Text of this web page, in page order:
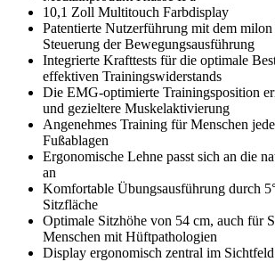
10,1 Zoll Multitouch Farbdisplay
Patentierte Nutzerführung mit dem
Steuerung der Bewegungsausführung
Integrierte Krafttests für die optimale
effektiven Trainingswiderstands
Die EMG-optimierte Trainingsposition
und gezieltere Muskelaktivierung
Angenehmes Training für Menschen
Fußablagen
Ergonomische Lehne passt sich an die
an
Komfortable Übungsausführung durch
Sitzfläche
Optimale Sitzhöhe von 54 cm, auch für
Menschen mit Hüftpathologien
Display ergonomisch zentral im